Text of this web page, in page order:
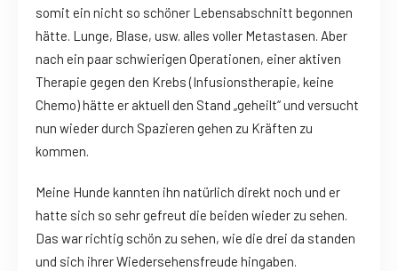
somit ein nicht so schöner Lebensabschnitt begonnen
hätte. Lunge, Blase, usw. alles voller Metastasen. Aber
nach ein paar schwierigen Operationen, einer aktiven
Therapie gegen den Krebs (Infusionstherapie, keine
Chemo) hätte er aktuell den Stand „geheilt“ und versucht
nun wieder durch Spazieren gehen zu Kräften zu
kommen.
Meine Hunde kannten ihn natürlich direkt noch und er
hatte sich so sehr gefreut die beiden wieder zu sehen.
Das war richtig schön zu sehen, wie die drei da standen
und sich ihrer Wiedersehensfreude hingaben.